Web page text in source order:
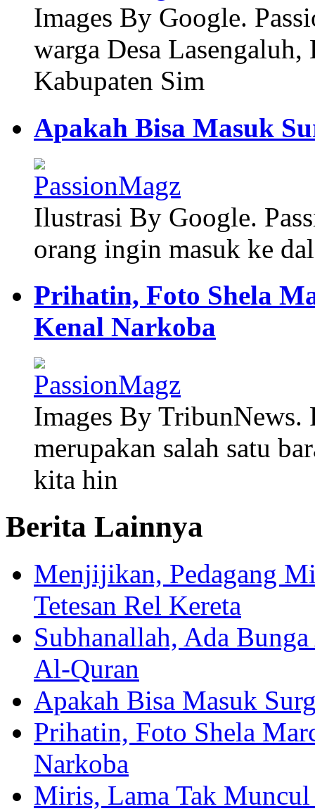
Images By Google.
warga Desa Lasengaluh,
Kabupaten Sim
Apakah Bisa Masuk
Ilustrasi By Google.
orang ingin masuk ke
Prihatin, Foto Shela
Kenal Narkoba
Images By TribunNews.
merupakan salah satu
kita hin
Berita Lainnya
Menjijikan, Pedagang
Tetesan Rel Kereta
Subhanallah, Ada
Al-Quran
Apakah Bisa Masuk
Prihatin, Foto Shela
Narkoba
Miris, Lama Tak